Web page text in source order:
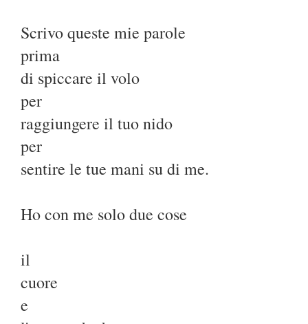
Scrivo queste mie parole
prima
di spiccare il volo
per
raggiungere il tuo nido
per
sentire le tue mani su di me.
Ho con me solo due cose
il
cuore
e